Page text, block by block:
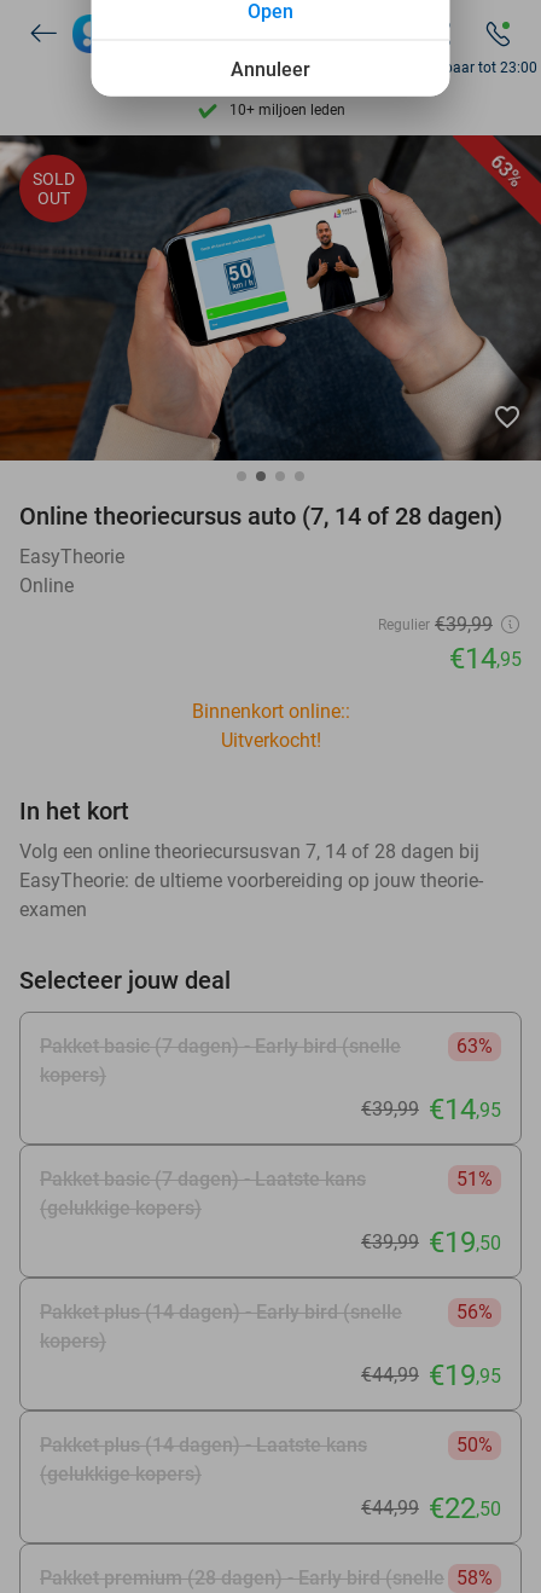
Ontdek 15.000+ deals
7 dagen per week beschikbaar
10+ miljoen leden
206.545 reviews
Ontdek 15.000+ deals
7 dagen per week beschikbaar
10+ miljoen leden
Bereikbaar tot 23:00
63%
SOLD
OUT
favorite_border
Online theoriecursus auto (7, 14 of 28 dagen)
EasyTheorie
Online
Regulier €39,99
€14,95
Binnenkort online::
Uitverkocht!
In het kort
Volg een online theoriecursusvan 7, 14 of 28 dagen bij
EasyTheorie: de ultieme voorbereiding op jouw theorie-
examen
Selecteer jouw deal
Pakket basic (7 dagen) - Early bird (snelle
kopers)
63%
€39,99 €14,95
Pakket basic (7 dagen) - Laatste kans
(gelukkige kopers)
51%
€39,99 €19,50
Pakket plus (14 dagen) - Early bird (snelle
kopers)
56%
€44,99 €19,95
Pakket plus (14 dagen) - Laatste kans
(gelukkige kopers)
50%
€44,99 €22,50
Pakket premium (28 dagen) - Early bird (snelle 58%
Annuleer
Open